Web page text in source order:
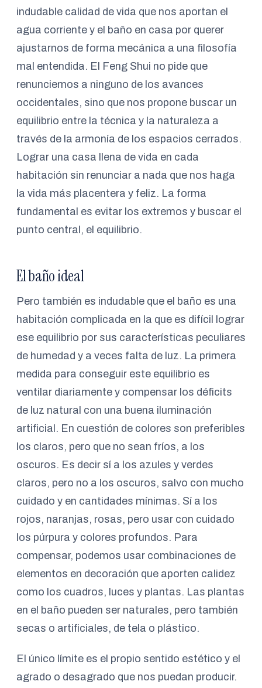
indudable calidad de vida que nos aportan el
agua corriente y el baño en casa por querer
ajustarnos de forma mecánica a una filosofía
mal entendida. El Feng Shui no pide que
renunciemos a ninguno de los avances
occidentales, sino que nos propone buscar un
equilibrio entre la técnica y la naturaleza a
través de la armonía de los espacios cerrados.
Lograr una casa llena de vida en cada
habitación sin renunciar a nada que nos haga
la vida más placentera y feliz. La forma
fundamental es evitar los extremos y buscar el
punto central, el equilibrio.
El baño ideal
Pero también es indudable que el baño es una
habitación complicada en la que es difícil lograr
ese equilibrio por sus características peculiares
de humedad y a veces falta de luz. La primera
medida para conseguir este equilibrio es
ventilar diariamente y compensar los déficits
de luz natural con una buena iluminación
artificial. En cuestión de colores son preferibles
los claros, pero que no sean fríos, a los
oscuros. Es decir sí a los azules y verdes
claros, pero no a los oscuros, salvo con mucho
cuidado y en cantidades mínimas. Sí a los
rojos, naranjas, rosas, pero usar con cuidado
los púrpura y colores profundos. Para
compensar, podemos usar combinaciones de
elementos en decoración que aporten calidez
como los cuadros, luces y plantas. Las plantas
en el baño pueden ser naturales, pero también
secas o artificiales, de tela o plástico.
El único límite es el propio sentido estético y el
agrado o desagrado que nos puedan producir.